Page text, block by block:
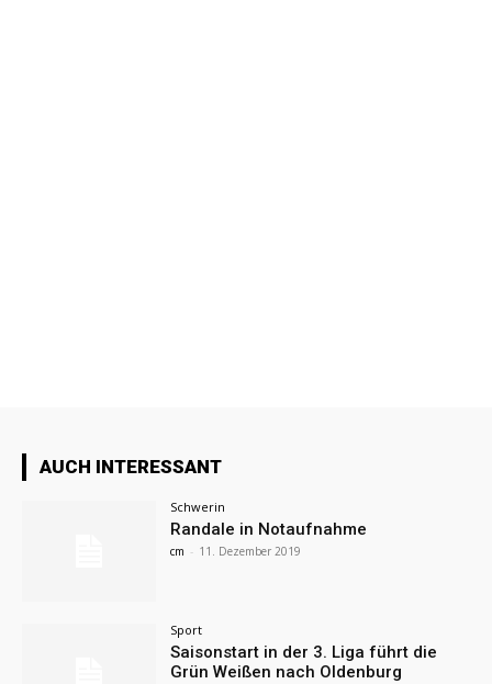
AUCH INTERESSANT
Schwerin
Randale in Notaufnahme
cm - 11. Dezember 2019
Sport
Saisonstart in der 3. Liga führt die
Grün Weißen nach Oldenburg